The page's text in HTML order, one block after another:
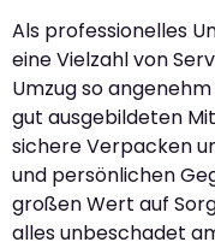
Als professionelles
eine Vielzahl von
Umzug so
gut ausgebildeten
sichere Verpacken
und persönlichen
großen Wert auf
alles unbeschadet